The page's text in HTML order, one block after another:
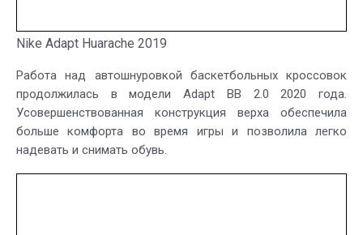
Nike Adapt Huarache 2019
Работа над автошнуровкой баскетбольных кроссовок
продолжилась в модели Adapt BB 2.0 2020 года.
Усовершенствованная конструкция верха обеспечила
больше комфорта во время игры и позволила легко
надевать и снимать обувь.